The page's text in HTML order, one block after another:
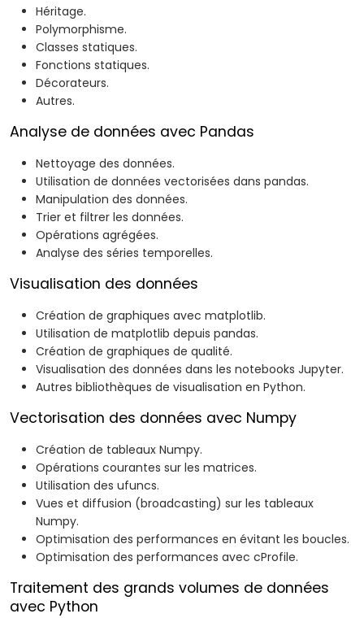
Héritage.
Polymorphisme.
Classes statiques.
Fonctions statiques.
Décorateurs.
Autres.
Analyse de données avec Pandas
Nettoyage des données.
Utilisation de données vectorisées dans pandas.
Manipulation des données.
Trier et filtrer les données.
Opérations agrégées.
Analyse des séries temporelles.
Visualisation des données
Création de graphiques avec matplotlib.
Utilisation de matplotlib depuis pandas.
Création de graphiques de qualité.
Visualisation des données dans les notebooks Jupyter.
Autres bibliothèques de visualisation en Python.
Vectorisation des données avec Numpy
Création de tableaux Numpy.
Opérations courantes sur les matrices.
Utilisation des ufuncs.
Vues et diffusion (broadcasting) sur les tableaux
Numpy.
Optimisation des performances en évitant les boucles.
Optimisation des performances avec cProfile.
Traitement des grands volumes de données
avec Python